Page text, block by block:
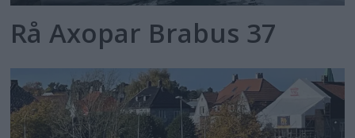
Rå Axopar Brabus 37